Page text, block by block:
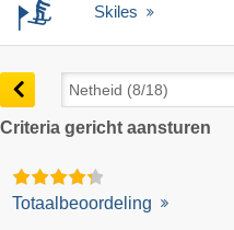
Skiles
Criteria gericht aansturen
Totaalbeoordeling